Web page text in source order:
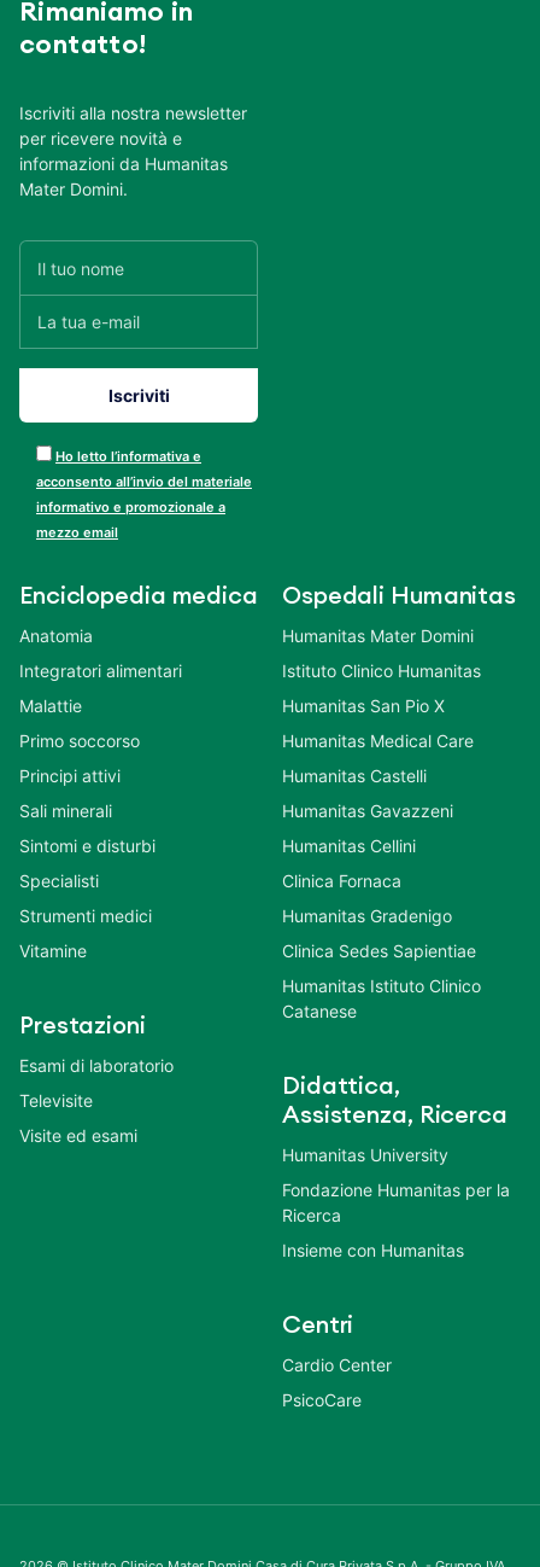
Rimaniamo in
contatto!
Iscriviti alla nostra newsletter
per ricevere novità e
informazioni da Humanitas
Mater Domini.
Ho letto l’informativa e
acconsento all’invio del materiale
informativo e promozionale a
mezzo email
Enciclopedia medica
Anatomia
Integratori alimentari
Malattie
Primo soccorso
Principi attivi
Sali minerali
Sintomi e disturbi
Specialisti
Strumenti medici
Vitamine
Prestazioni
Esami di laboratorio
Televisite
Visite ed esami
Ospedali Humanitas
Humanitas Mater Domini
Istituto Clinico Humanitas
Humanitas San Pio X
Humanitas Medical Care
Humanitas Castelli
Humanitas Gavazzeni
Humanitas Cellini
Clinica Fornaca
Humanitas Gradenigo
Clinica Sedes Sapientiae
Humanitas Istituto Clinico
Catanese
Didattica,
Assistenza, Ricerca
Humanitas University
Fondazione Humanitas per la
Ricerca
Insieme con Humanitas
Centri
Cardio Center
PsicoCare